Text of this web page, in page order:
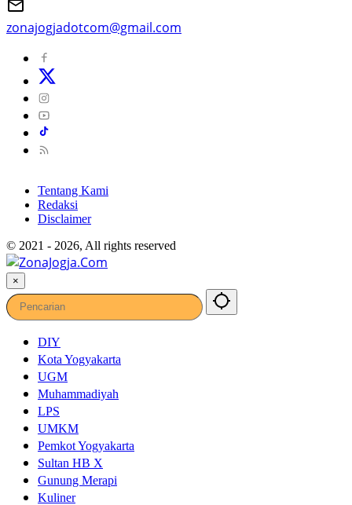
zonajogjadotcom@gmail.com
Tentang Kami
Redaksi
Disclaimer
© 2021 - 2026, All rights reserved
×
DIY
Kota Yogyakarta
UGM
Muhammadiyah
LPS
UMKM
Pemkot Yogyakarta
Sultan HB X
Gunung Merapi
Kuliner